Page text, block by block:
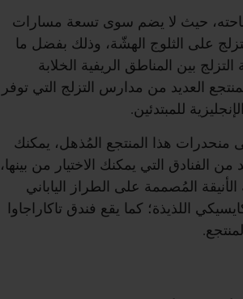
حيث لا يضم سوى تسعة مسارات
على الثلوج الهشّة، وذلك بفضل ما
بين المناطق الريفية الخلابة
العديد من مدارس التزلج التي توفر
للمبتدئين.
هذا المنتجع المُذهل، يمكنك
من الفنادق التي يمكنك الاختيار من بينها،
المُصممة على الطراز الياباني
اللذيذة؛ كما يقع فندق تاكاراجاوا